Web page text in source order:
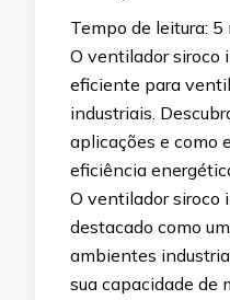
Tempo de leitura: 5
O ventilador siroco
eficiente para
industriais.
aplicações e como
eficiência
O ventilador siroco
destacado como
ambientes
sua capacidade de